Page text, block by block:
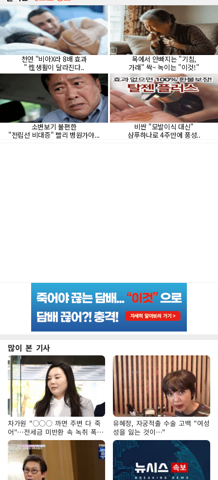
많이 본 기사
차가원 "○○○ 까면 주변 다 죽
어"…전세금 미반환 속 녹취 폭로
파장
유혜정, 자궁적출 수술 고백 "여성
성을 잃는 것이…"